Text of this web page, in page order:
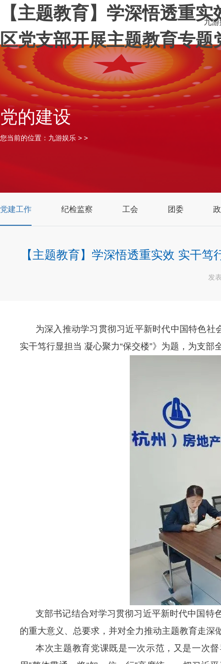
【主题教育】学深悟透重
区党支部开展主题教育专题
九
党的建设
您当前的位置： 九游娱乐 > >
党建工作 纪检监察 工会 团委
【主题教育】学深悟透重实效 实干
发
为深入推动学习贯彻习近平新时代中国特色
实干笃行显担当 凝心聚力“保交楼”》为题，为支
支部书记结合对学习贯彻习近平新时代中国特
的重大意义、总要求，并对全力推动主题教育走深
本次主题教育党课既是一次示范，又是一次